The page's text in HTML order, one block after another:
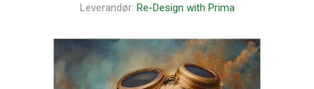
Leverandør: Re-Design with Prima